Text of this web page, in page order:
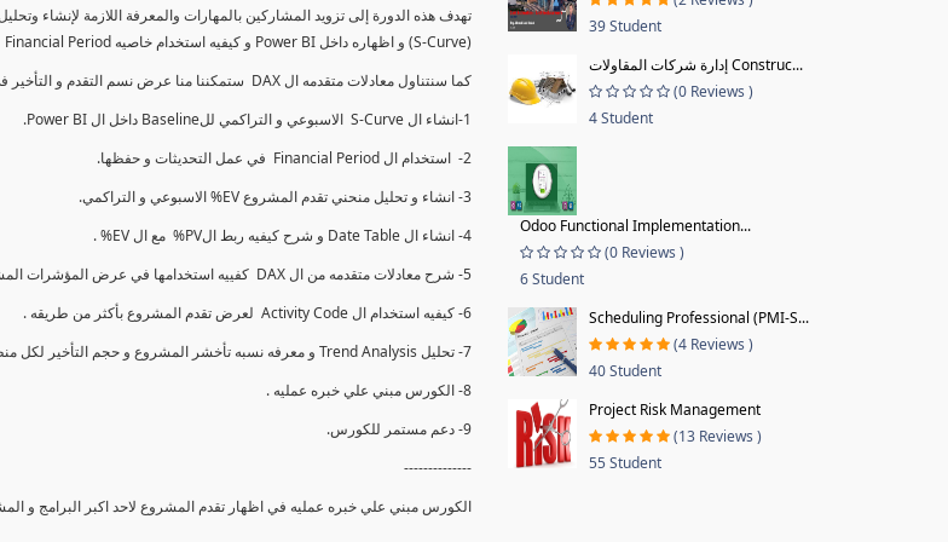
(S-Curve) و اظهاره داخل Power BI و كيفيه استخدام خاصيه Financial Period داهل البريماف
كما سنتناول معادلات متقدمه ال DAX ستمكننا منا عرض نسم التقدم و التأخير في المشروع و اي الاقسام اكثر تأخيرا , كل هذا بشكل تفاعلي و محدث باستمرار.
1-انشاء ال S-Curve الاسبوعي و التراكمي للBaseline داخل ال Power BI.
2- استخدام ال Financial Period في عمل التحديثات و حفظها.
3- انشاء و تحليل منحني تقدم المشروع EV% الاسبوعي و التراكمي.
4- انشاء ال Date Table و شرح كيفيه ربط الPV% مع ال EV% .
5- شرح معادلات متقدمه من ال DAX كفييه استخدامها في عرض المؤشرات المشروع (KPIs) بشكل دقيق.
6- كيفيه استخدام ال Activity Code لعرض تقدم المشروع بأكثر من طريقه .
7- تحليل Trend Analysis و معرفه نسبه تأخشر المشروع و حجم التأخير لكل منطقه في المشروع .
8- الكورس مبني علي خبره عمليه .
9- دعم مستمر للكورس.
--------------
الكورس مبني علي خبره عمليه في اظهار تقدم المشروع لاحد اكبر البرامج و
39 Student
إدارة شركات المقاولات Construc...
(0 Reviews )
4 Student
Odoo Functional Implementation...
(0 Reviews )
6 Student
Scheduling Professional (PMI-S...
(4 Reviews )
40 Student
Project Risk Management
(13 Reviews )
55 Student